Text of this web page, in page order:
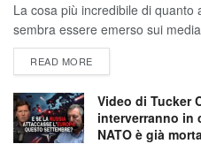
La cosa più incredibile di quanto
sembra essere emerso sui
READ MORE
Video di Tucker
interverranno in
NATO è già morta